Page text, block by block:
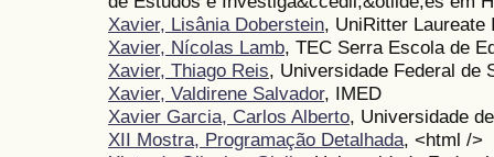
Xavier, Lisânia Doberstein, UniRitter
Xavier, Nícolas Lamb, TEC Serra Escola de
Xavier, Thiago Reis, Universidade Federal de
Xavier, Valdirene Salvador, IMED
Xavier Garcia, Carlos Alberto, Universidade
XII Mostra, Programação Detalhada, <html />